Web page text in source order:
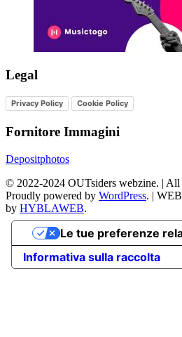
Legal
Privacy Policy Cookie Policy
Fornitore Immagini
Depositphotos
© 2022-2024 OUTsiders webzine. | All
Proudly powered by WordPress. |
by HYBLAWEB.
Informativa sulla raccolta
Le tue preferenze